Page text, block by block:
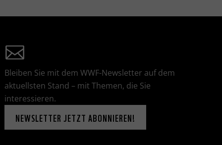
Bleiben Sie mit dem WWF-Newsletter auf dem
aktuellsten Stand – mit Themen, die Sie
interessieren.
NEWSLETTER JETZT ABONNIEREN!